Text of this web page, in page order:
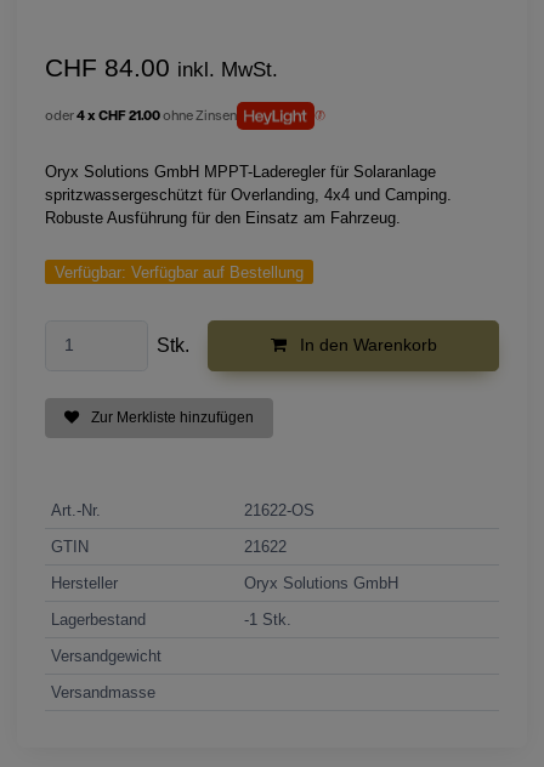
CHF 84.00 inkl. MwSt.
oder4 x CHF 21.00ohne Zinsen
Oryx Solutions GmbH MPPT-Laderegler für Solaranlage
spritzwassergeschützt für Overlanding, 4x4 und Camping.
Robuste Ausführung für den Einsatz am Fahrzeug.
Verfügbar: Verfügbar auf Bestellung
Stk. In den Warenkorb
Zur Merkliste hinzufügen
Art.-Nr.
21622-OS
GTIN
21622
Hersteller
Oryx Solutions GmbH
Lagerbestand
-1 Stk.
Versandgewicht
Versandmasse